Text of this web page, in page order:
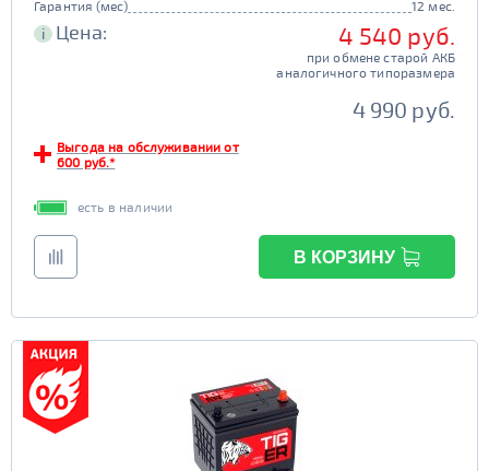
Гарантия (мес) 12 мес.
i Цена: 4 540 руб.
при обмене старой АКБ
аналогичного типоразмера
4 990 руб.
Выгода на обслуживании от
600 руб.*
есть в наличии
В КОРЗИНУ